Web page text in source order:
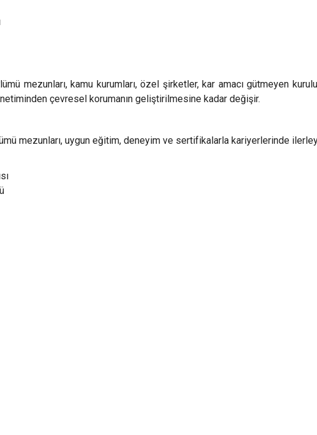
mezunları, kamu kurumları, özel şirketler, kar amacı gütmeyen
çevresel korumanın geliştirilmesine kadar değişir.
mezunları, uygun eğitim, deneyim ve sertifikalarla kariyerlerinde